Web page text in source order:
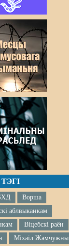
ТЭГІ
Ворша
аблвыканкам
Віцебскі раён
Міхаіл Жамчужны